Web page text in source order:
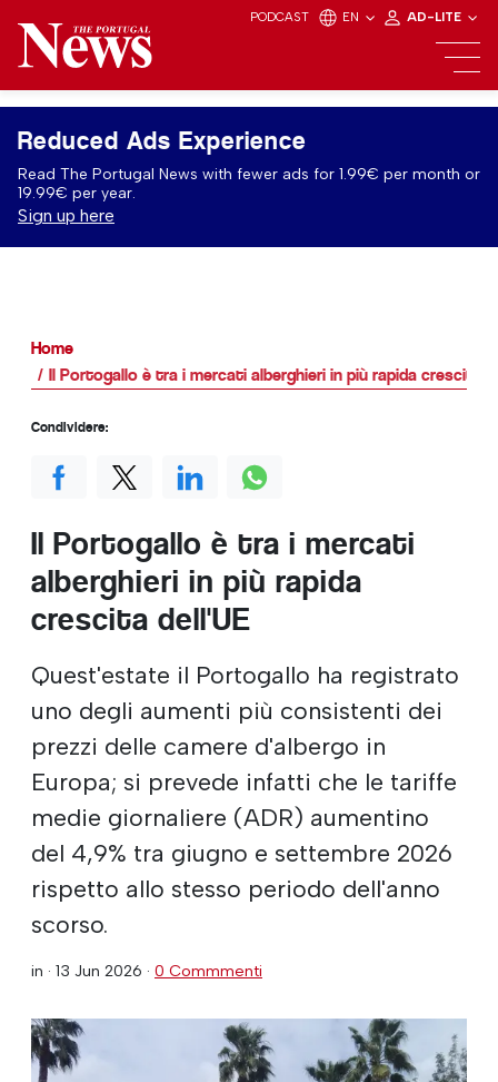
PODCAST EN AD-LITE
Reduced Ads Experience
Read The Portugal News with fewer ads for 1.99€ per month or
19.99€ per year.
Sign up here
Home
Il Portogallo è tra i mercati alberghieri in più rapida crescita
Il Portogallo è tra i mercati
alberghieri in più rapida
crescita dell'UE
Quest'estate il Portogallo ha registrato
uno degli aumenti più consistenti dei
prezzi delle camere d'albergo in
Europa; si prevede infatti che le tariffe
medie giornaliere (ADR) aumentino
del 4,9% tra giugno e settembre 2026
rispetto allo stesso periodo dell'anno
scorso.
in · 13 Jun 2026 · 0 Commmenti
Condividere: